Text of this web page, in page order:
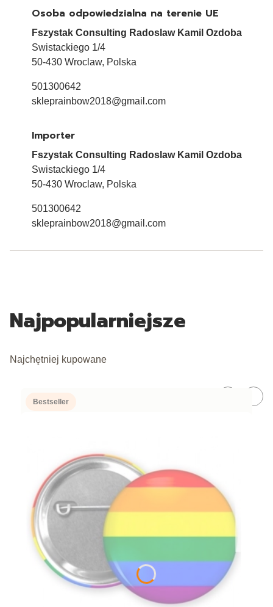
Osoba odpowiedzialna na terenie UE
Fszystak Consulting Radoslaw Kamil Ozdoba
Swistackiego 1/4
50-430 Wroclaw, Polska
501300642
skleprainbow2018@gmail.com
Importer
Fszystak Consulting Radoslaw Kamil Ozdoba
Swistackiego 1/4
50-430 Wroclaw, Polska
501300642
skleprainbow2018@gmail.com
Najpopularniejsze
Najchętniej kupowane
Bestseller